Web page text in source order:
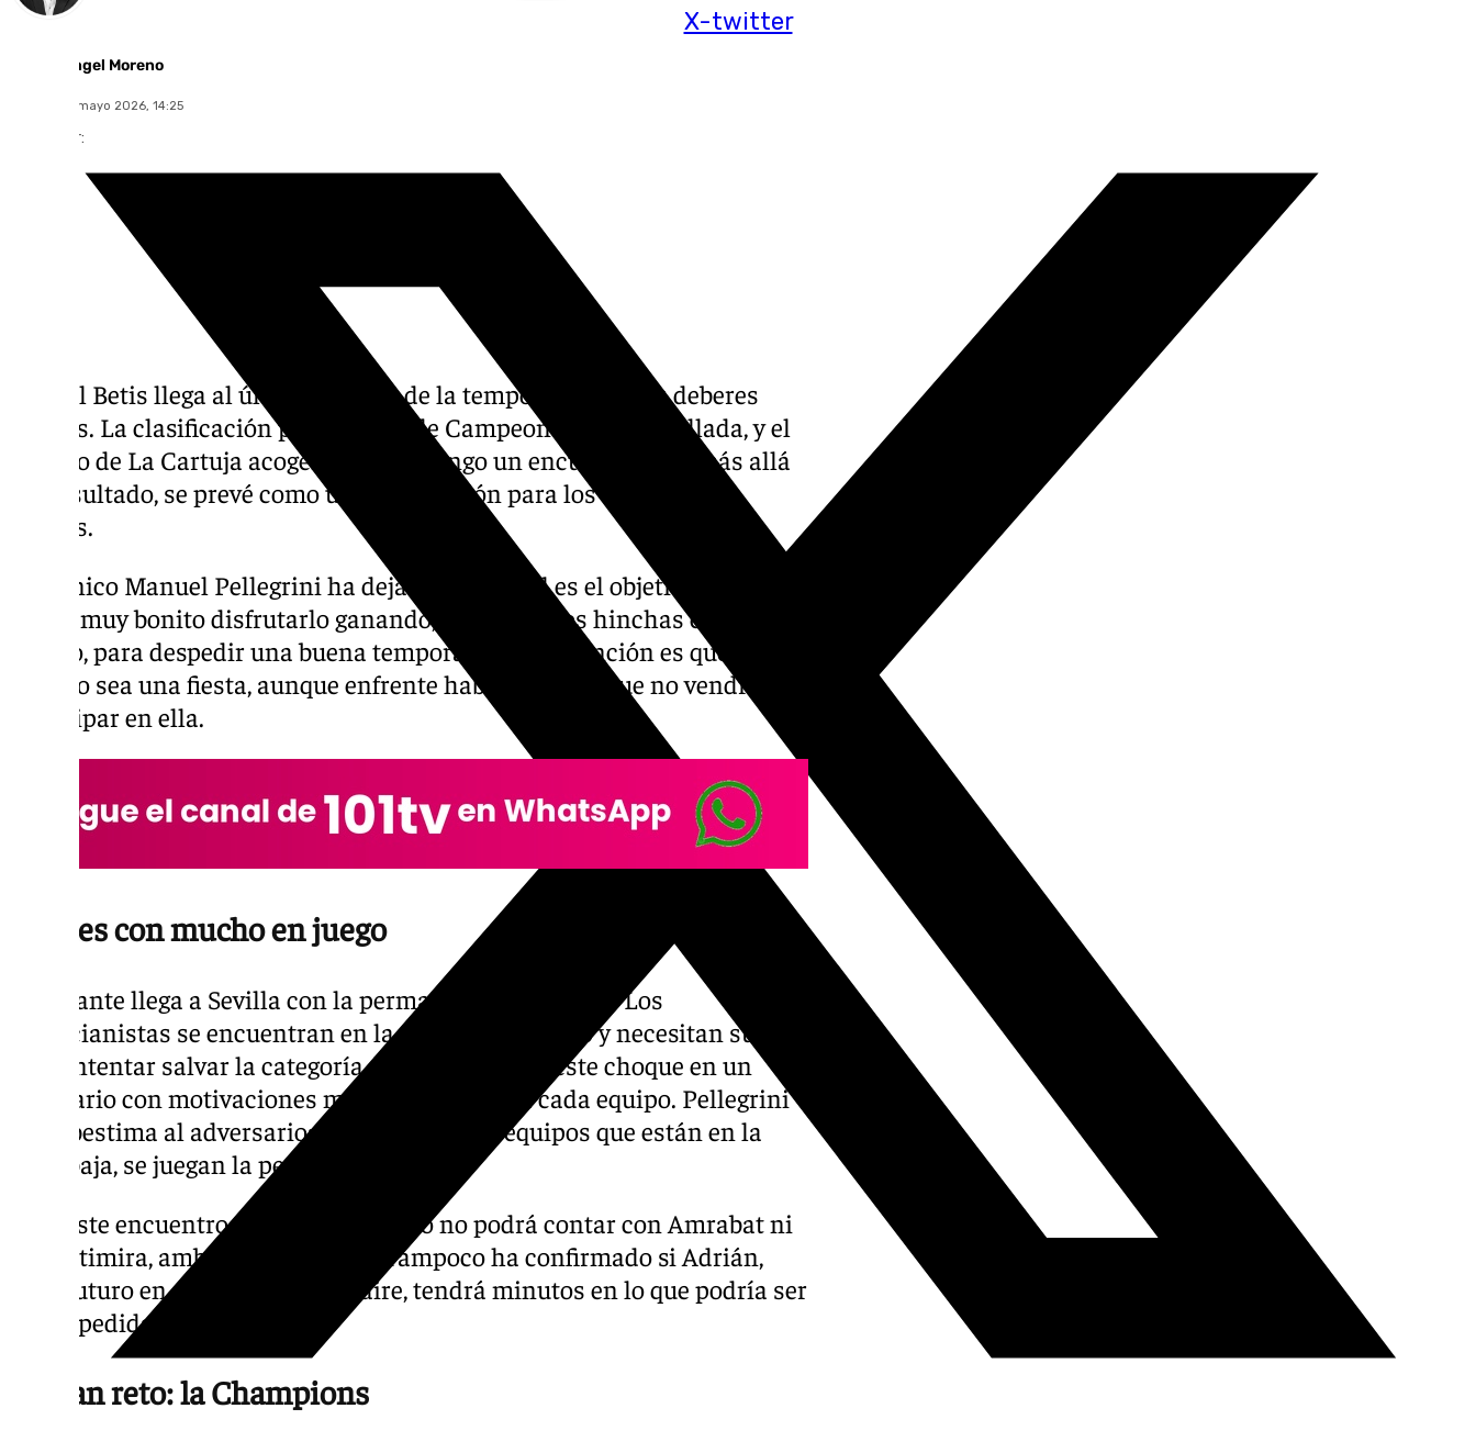
X-twitter
Miguel Ángel Moreno
viernes, 22 mayo 2026, 14:25
Compartir:
El Real Betis llega al último partido de la temporada con los deberes
hechos. La clasificación para la Liga de Campeones ya está sellada, y el
estadio de La Cartuja acogerá este domingo un encuentro que, más allá
del resultado, se prevé como una celebración para los aficionados
béticos.
El técnico Manuel Pellegrini ha dejado claro cuál es el objetivo del día:
«Sería muy bonito disfrutarlo ganando, con todos los hinchas en el
campo, para despedir una buena temporada». La intención es que el
partido sea una fiesta, aunque enfrente habrá un rival que no vendrá a
participar en ella.
Rivales con mucho en juego
El Levante llega a Sevilla con la permanencia en el aire. Los
valencianistas se encuentran en la zona de descenso y necesitan sumar
para intentar salvar la categoría, lo que convierte este choque en un
escenario con motivaciones muy distintas para cada equipo. Pellegrini
no subestima al adversario: «Como todos los equipos que están en la
zona baja, se juegan la permanencia».
Para este encuentro, el técnico chileno no podrá contar con Amrabat ni
con Altimira, ambos descartados. Tampoco ha confirmado si Adrián,
cuyo futuro en el club está en el aire, tendrá minutos en lo que podría ser
su despedida como bético.
El gran reto: la Champions